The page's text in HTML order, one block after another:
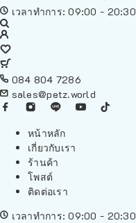
เวลาทำการ: 09:00 - 20:30
084 804 7286
sales@petz.world
หน้าหลัก
เกี่ยวกับเรา
ร้านค้า
โพสต์
ติดต่อเรา
เวลาทำการ: 09:00 - 20:30